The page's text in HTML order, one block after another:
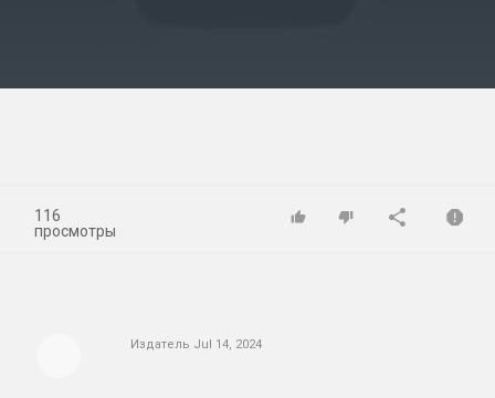
Video
116
просмотры
Издатель Jul 14, 2024